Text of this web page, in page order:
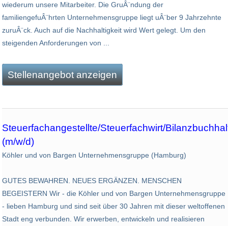
wiederum unsere Mitarbeiter. Die GruÂ¨ndung der
familiengefuÂ¨hrten Unternehmensgruppe liegt uÂ¨ber 9 Jahrzehnte
zuruÂ¨ck. Auch auf die Nachhaltigkeit wird Wert gelegt. Um den
steigenden Anforderungen von ...
Stellenangebot anzeigen
Steuerfachangestellte/Steuerfachwirt/
(m/w/d)
Köhler und von Bargen Unternehmensgruppe (Hamburg)
GUTES BEWAHREN. NEUES ERGÄNZEN. MENSCHEN
BEGEISTERN Wir - die Köhler und von Bargen Unternehmensgruppe
- lieben Hamburg und sind seit über 30 Jahren mit dieser weltoffenen
Stadt eng verbunden. Wir erwerben, entwickeln und realisieren